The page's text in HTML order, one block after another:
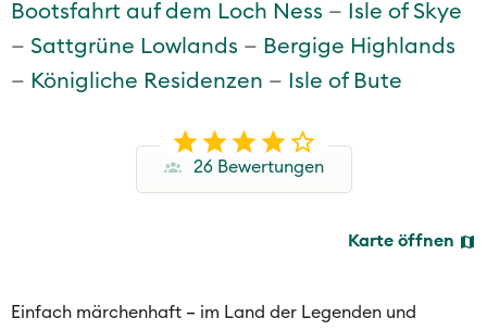
Bootsfahrt auf dem Loch Ness
Isle of Skye
Sattgrüne Lowlands
Bergige Highlands
Königliche Residenzen
Isle of Bute
26 Bewertungen
Karte öffnen
Einfach märchenhaft – im Land der Legenden und